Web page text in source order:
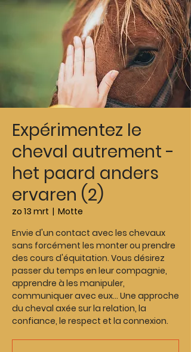
Expérimentez le
cheval autrement -
het paard anders
ervaren (2)
zo 13 mrt
  |
Motte
Envie d'un contact avec les chevaux
sans forcément les monter ou prendre
des cours d'équitation. Vous désirez
passer du temps en leur compagnie,
apprendre à les manipuler,
communiquer avec eux... Une approche
du cheval axée sur la relation, la
confiance, le respect et la connexion.